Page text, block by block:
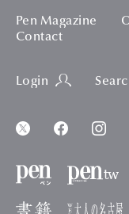
Pen Magazine
Contact
Login